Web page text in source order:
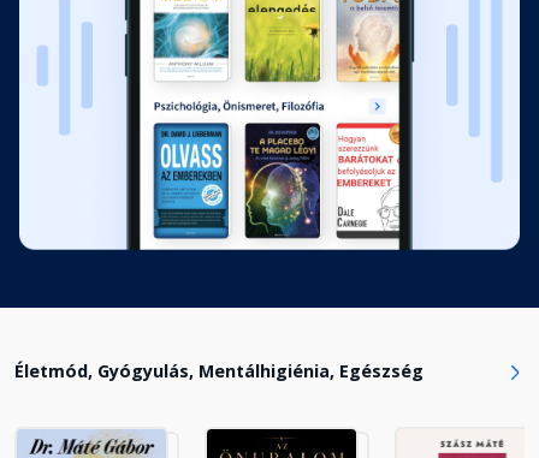
A négy motiváló tényező
Fejezet hossza: 00:07:39
3. Hatékony tervezés
Fejezet hossza: 00:01:42
A céljaid lebontása
elszámoltathatósági rendszert?
Életmód, Gyógyulás, Mentálhigiénia, Egészség